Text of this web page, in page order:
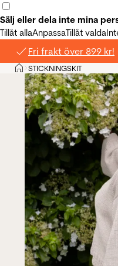
Sälj eller dela inte mina
Tillåt allaAnpassaTillåt valda
Fri frakt över 899 kr!
Hem
>STICKNINGSKIT